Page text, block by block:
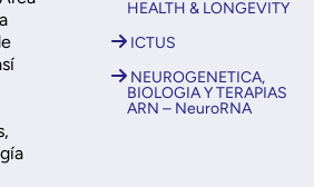
HEALTH & LONGEVITY
ICTUS
NEUROGENETICA,
BIOLOGIA Y TERAPIAS
ARN – NeuroRNA